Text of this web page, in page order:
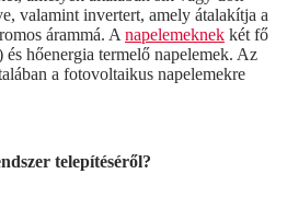
valamint invertert, amely átalakítja a
árammá. Anapelemeknek két fő
hőenergia termelő napelemek. Az
a fotovoltaikus napelemekre
telepítéséről?